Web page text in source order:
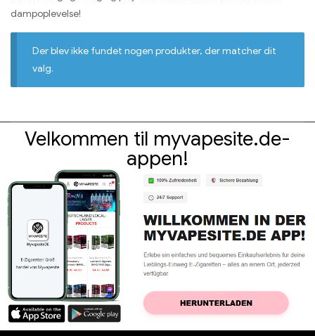
dampoplevelse!
Der blev ikke fundet nogen produkter, der matcher dit
valg.
Velkommen til myvapesite.de-
appen!